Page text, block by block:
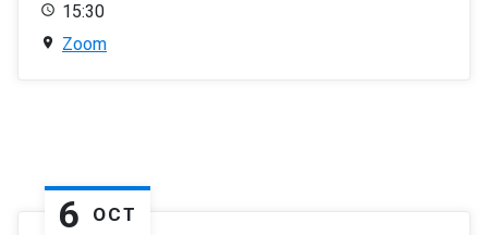
15:30
Zoom
6 OCT